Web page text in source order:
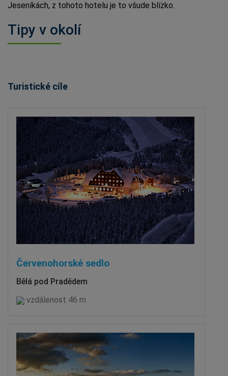
Jeseníkách, z tohoto hotelu je to všude blízko.
Tipy v okolí
Turistické cíle
Červenohorské sedlo
Bělá pod Pradědem
vzdálenost 46 m